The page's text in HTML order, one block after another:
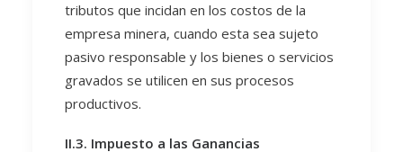
tributos que incidan en los costos de la
empresa minera, cuando esta sea sujeto
pasivo responsable y los bienes o servicios
gravados se utilicen en sus procesos
productivos.
II.3. Impuesto a las Ganancias